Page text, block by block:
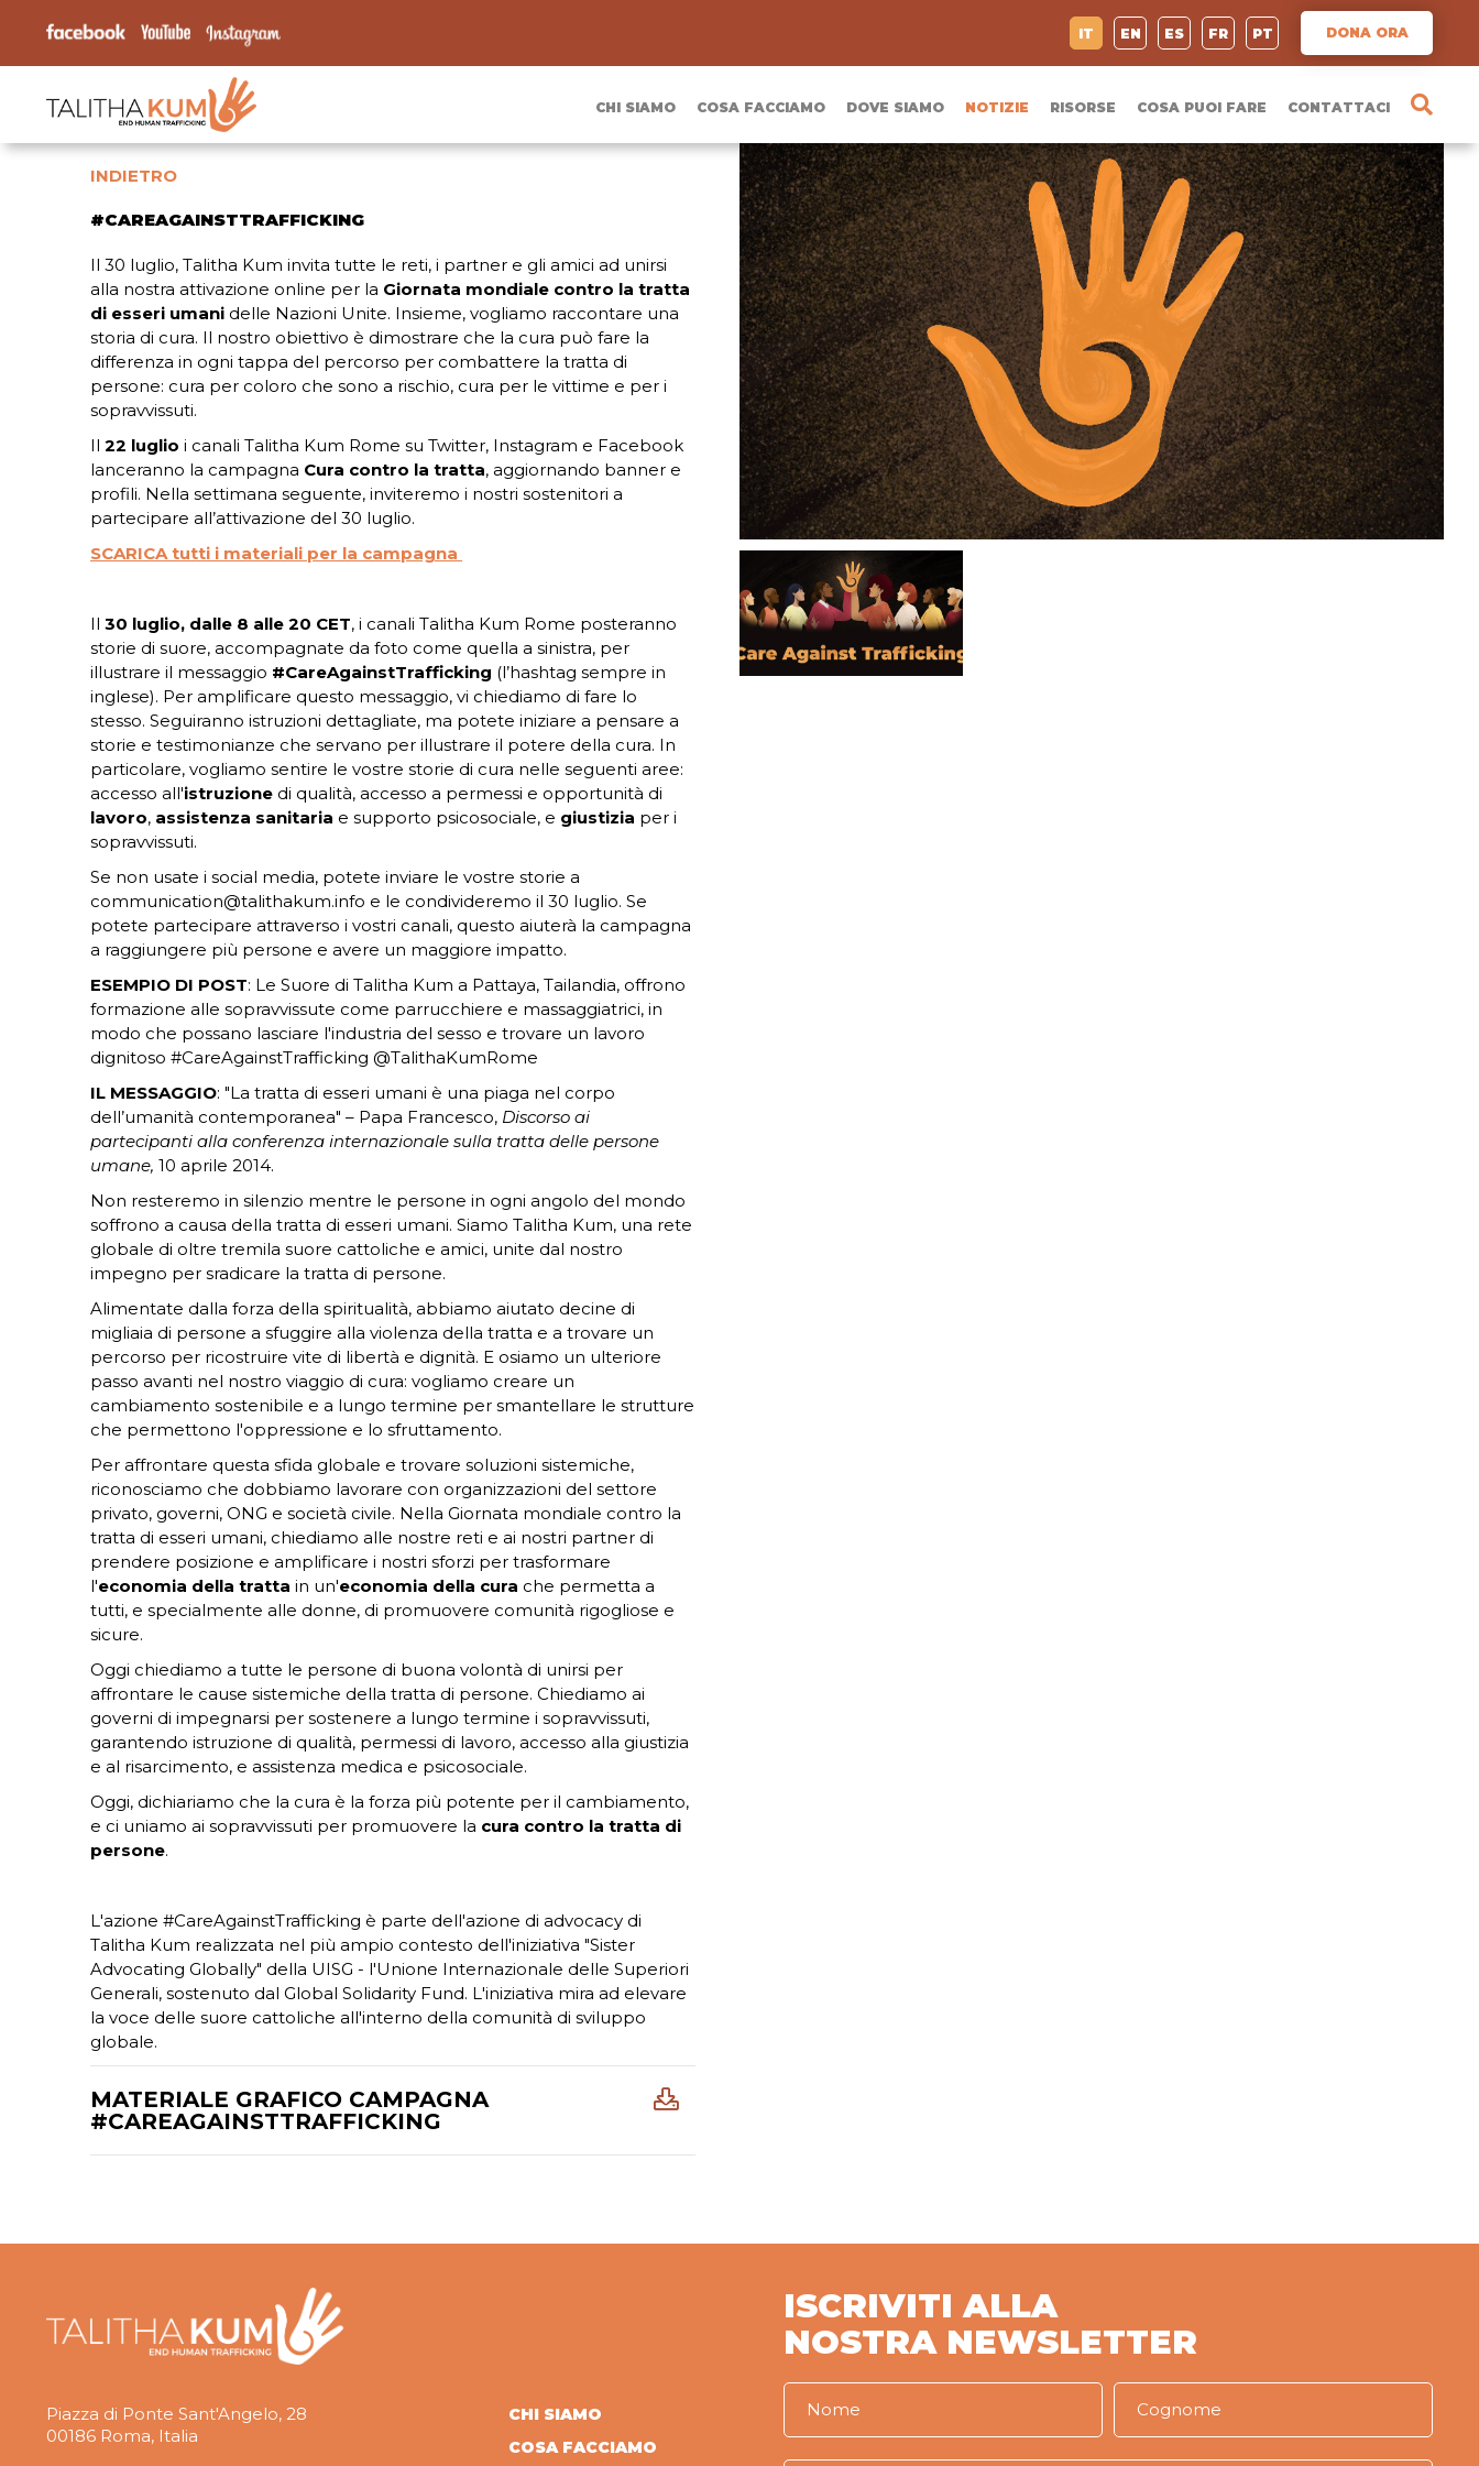
IT EN ES FR PT DONA ORA
CHI SIAMO COSA FACCIAMO DOVE SIAMO NOTIZIE RISORSE COSA PUOI FARE CONTATTACI
INDIETRO
#CAREAGAINSTTRAFFICKING
Il 30 luglio, Talitha Kum invita tutte le reti, i partner e gli amici ad unirsi
alla nostra attivazione online per la Giornata mondiale contro la tratta
di esseri umani delle Nazioni Unite. Insieme, vogliamo raccontare una
storia di cura. Il nostro obiettivo è dimostrare che la cura può fare la
differenza in ogni tappa del percorso per combattere la tratta di
persone: cura per coloro che sono a rischio, cura per le vittime e per i
sopravvissuti.
Il 22 luglio i canali Talitha Kum Rome su Twitter, Instagram e Facebook
lanceranno la campagna Cura contro la tratta, aggiornando banner e
profili. Nella settimana seguente, inviteremo i nostri sostenitori a
partecipare all’attivazione del 30 luglio.
SCARICA tutti i materiali per la campagna
Il 30 luglio, dalle 8 alle 20 CET, i canali Talitha Kum Rome posteranno
storie di suore, accompagnate da foto come quella a sinistra, per
illustrare il messaggio #CareAgainstTrafficking (l’hashtag sempre in
inglese). Per amplificare questo messaggio, vi chiediamo di fare lo
stesso. Seguiranno istruzioni dettagliate, ma potete iniziare a pensare a
storie e testimonianze che servano per illustrare il potere della cura. In
particolare, vogliamo sentire le vostre storie di cura nelle seguenti aree:
accesso all'istruzione di qualità, accesso a permessi e opportunità di
lavoro, assistenza sanitaria e supporto psicosociale, e giustizia per i
sopravvissuti.
Se non usate i social media, potete inviare le vostre storie a
communication@talithakum.info e le condivideremo il 30 luglio. Se
potete partecipare attraverso i vostri canali, questo aiuterà la campagna
a raggiungere più persone e avere un maggiore impatto.
ESEMPIO DI POST: Le Suore di Talitha Kum a Pattaya, Tailandia, offrono
formazione alle sopravvissute come parrucchiere e massaggiatrici, in
modo che possano lasciare l'industria del sesso e trovare un lavoro
dignitoso #CareAgainstTrafficking @TalithaKumRome
IL MESSAGGIO: "La tratta di esseri umani è una piaga nel corpo
dell’umanità contemporanea" – Papa Francesco, Discorso ai
partecipanti alla conferenza internazionale sulla tratta delle persone
umane, 10 aprile 2014.
Non resteremo in silenzio mentre le persone in ogni angolo del mondo
soffrono a causa della tratta di esseri umani. Siamo Talitha Kum, una rete
globale di oltre tremila suore cattoliche e amici, unite dal nostro
impegno per sradicare la tratta di persone.
Alimentate dalla forza della spiritualità, abbiamo aiutato decine di
migliaia di persone a sfuggire alla violenza della tratta e a trovare un
percorso per ricostruire vite di libertà e dignità. E osiamo un ulteriore
passo avanti nel nostro viaggio di cura: vogliamo creare un
cambiamento sostenibile e a lungo termine per smantellare le strutture
che permettono l'oppressione e lo sfruttamento.
Per affrontare questa sfida globale e trovare soluzioni sistemiche,
riconosciamo che dobbiamo lavorare con organizzazioni del settore
privato, governi, ONG e società civile. Nella Giornata mondiale contro la
tratta di esseri umani, chiediamo alle nostre reti e ai nostri partner di
prendere posizione e amplificare i nostri sforzi per trasformare
l'economia della tratta in un'economia della cura che permetta a
tutti, e specialmente alle donne, di promuovere comunità rigogliose e
sicure.
Oggi chiediamo a tutte le persone di buona volontà di unirsi per
affrontare le cause sistemiche della tratta di persone. Chiediamo ai
governi di impegnarsi per sostenere a lungo termine i sopravvissuti,
garantendo istruzione di qualità, permessi di lavoro, accesso alla giustizia
e al risarcimento, e assistenza medica e psicosociale.
Oggi, dichiariamo che la cura è la forza più potente per il cambiamento,
e ci uniamo ai sopravvissuti per promuovere la cura contro la tratta di
persone.
L'azione #CareAgainstTrafficking è parte dell'azione di advocacy di
Talitha Kum realizzata nel più ampio contesto dell'iniziativa "Sister
Advocating Globally" della UISG - l'Unione Internazionale delle Superiori
Generali, sostenuto dal Global Solidarity Fund. L'iniziativa mira ad elevare
la voce delle suore cattoliche all'interno della comunità di sviluppo
globale.
MATERIALE GRAFICO CAMPAGNA
#CAREAGAINSTTRAFFICKING
Piazza di Ponte Sant'Angelo, 28
00186 Roma, Italia
CHI SIAMO
COSA FACCIAMO
ISCRIVITI ALLA
NOSTRA NEWSLETTER